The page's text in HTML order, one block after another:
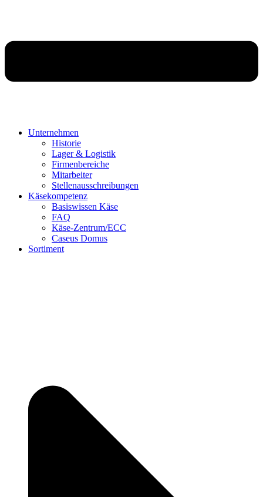
Unternehmen
Historie
Lager & Logistik
Firmenbereiche
Mitarbeiter
Stellenausschreibungen
Käsekompetenz
Basiswissen Käse
FAQ
Käse-Zentrum/ECC
Caseus Domus
Sortiment